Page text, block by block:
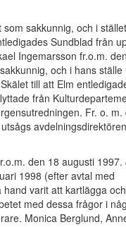
sakkunnig, och i
Sundblad från
Ingemarsson fr.o.m.
och i hans ställe
till att Elm
från
Fr. o. m.
den 18 augusti 1997.
1998 (efter avtal med
varit att kartlägga
med dessa frågor i
Monica Berglund,